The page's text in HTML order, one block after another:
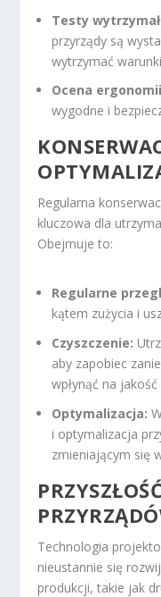
Testy
przyrządy są
wytrzymać
Ocena
wygodne i
Regularna
kluczowa dla
Obejmuje to:
Regularne
kątem zużycia i
Czyszczenie:
aby zapobiec
wpłynąć na jakość
Optymalizacja:
i optymalizacja
zmieniającym się
Technologia
nieustannie się
produkcji, takie jak